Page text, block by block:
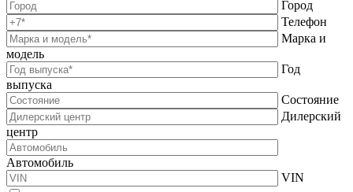
Город
Телефон
Марка и
модель
Год
выпуска
Состояние
Дилерский
центр
Автомобиль
VIN